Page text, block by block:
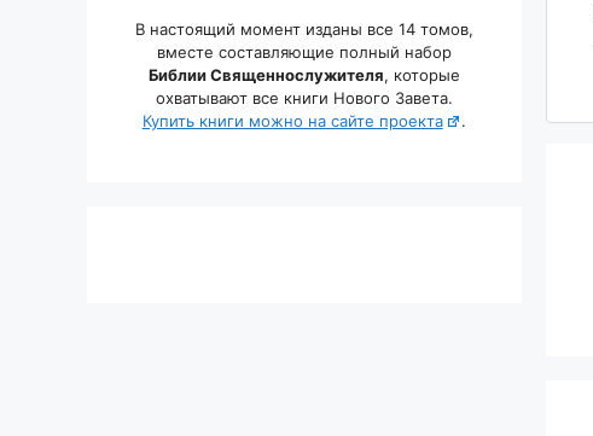
В настоящий момент изданы все 14 томов,
вместе составляющие полный набор
Библии Священнослужителя, которые
охватывают все книги Нового Завета.
Купить книги можно на сайте проекта
.